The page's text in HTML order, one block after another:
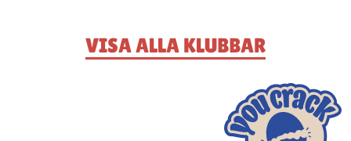
VISA ALLA KLUBBAR